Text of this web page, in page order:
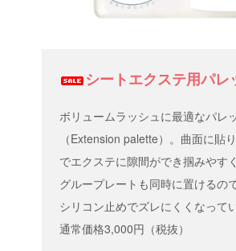
シートエクステ用パレ
ボリュームラッシュに最適なパレ
（Extension palette）。曲面に貼
でエクステに隙間ができ掴みやす
グループレートも同時に置けるの
シリコン止めでズレにくくなってい
通常価格3,000円（税抜）